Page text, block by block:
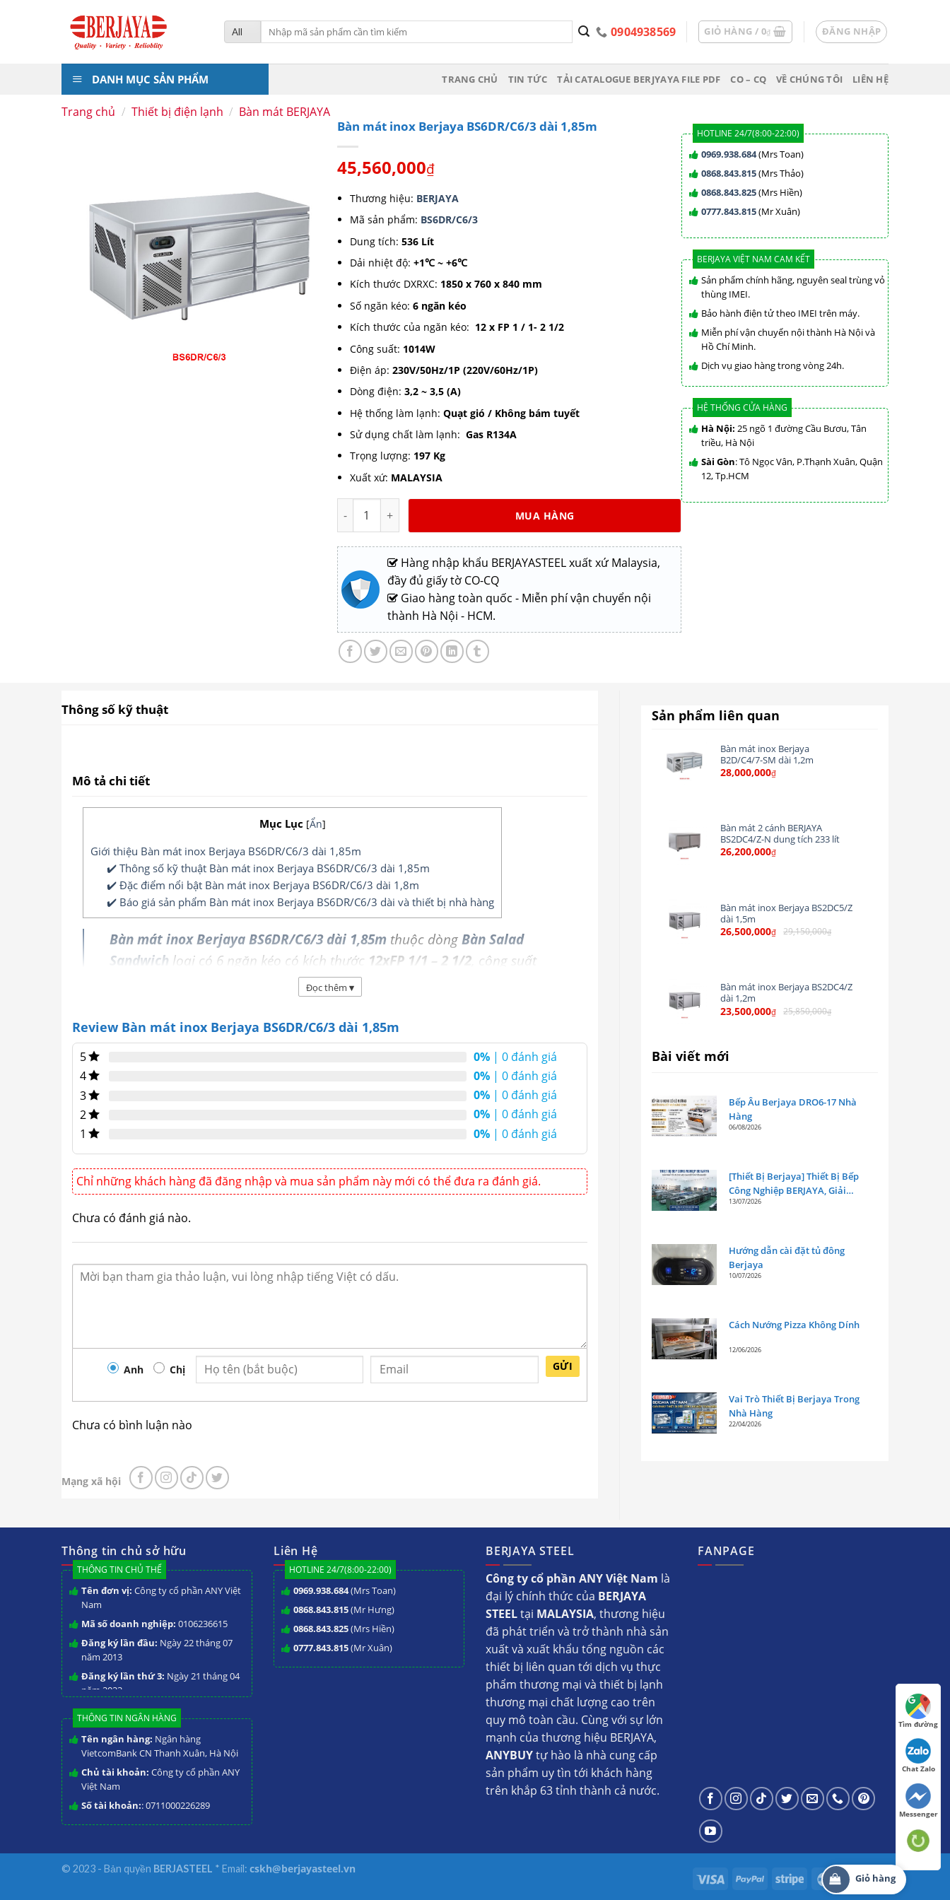
Tìm
kiếm:
0904938569 GIỎ HÀNG / 0₫ ĐĂNG NHẬP
DANH MỤC SẢN PHẨM TRANG CHỦ TIN TỨC TẢI CATALOGUE BERJYAYA FILE PDF CO – CQ VỀ CHÚNG TÔI LIÊN HỆ
Trang chủ / Thiết bị điện lạnh / Bàn mát BERJAYA
Bàn mát inox Berjaya BS6DR/C6/3 dài 1,85m
45,560,000₫
Thương hiệu: BERJAYA
Mã sản phẩm: BS6DR/C6/3
Dung tích:536 Lít
Dải nhiệt độ:+1℃ ~ +6℃
Kích thước DXRXC: 1850 x 760 x 840 mm
Số ngăn kéo:6 ngăn kéo
Kích thước của ngăn kéo: 12 x FP 1 / 1- 2 1/2
Công suất: 1014W
Điện áp:230V/50Hz/1P (220V/60Hz/1P)
Dòng điện: 3,2 ~ 3,5 (A)
Hệ thống làm lạnh:Quạt gió / Không bám tuyết
Sử dụng chất làm lạnh:Gas R134A
Trọng lượng: 197 Kg
Xuất xứ: MALAYSIA
MUA HÀNG
Hàng nhập khẩu BERJAYASTEEL xuất xứ Malaysia,
đầy đủ giấy tờ CO-CQ
Giao hàng toàn quốc - Miễn phí vận chuyển nội
thành Hà Nội - HCM.
HOTLINE 24/7(8:00-22:00)
0969.938.684(Mrs Toan)
0868.843.815(Mrs Thảo)
0868.843.825(Mrs Hiền)
0777.843.815(Mr Xuân)
BERJAYA VIỆT NAM CAM KẾT
Sản phẩm chính hãng, nguyên seal trùng vỏ
thùng IMEI.
Bảo hành điện tử theo IMEI trên máy.
Miễn phí vận chuyển nội thành Hà Nội và
Hồ Chí Minh.
Dịch vụ giao hàng trong vòng 24h.
HỆ THỐNG CỬA HÀNG
Hà Nội:25 ngõ 1 đường Cầu Bươu, Tân
triều, Hà Nội
Sài Gòn: Tô Ngọc Vân, P.Thạnh Xuân, Quận
12, Tp.HCM
Thông số kỹ thuật
Mô tả chi tiết
Mục Lục [Ẩn]
Giới thiệu Bàn mát inox Berjaya BS6DR/C6/3 dài 1,85m
✔️ Thông số kỹ thuật Bàn mát inox Berjaya BS6DR/C6/3 dài 1,85m
✔️ Đặc điểm nổi bật Bàn mát inox Berjaya BS6DR/C6/3 dài 1,8m
✔️ Báo giá sản phẩm Bàn mát inox Berjaya BS6DR/C6/3 dài và thiết bị nhà hàng
Bàn mát inox Berjaya BS6DR/C6/3 dài 1,85m thuộc dòngBàn Salad
Sandwich loại có 6 ngăn kéo có kích thước 12xFP 1/1 – 2 1/2 , công suất
1014W sử dụng chất làm lạnh gas R134A và nhiệt độ bảo quản giữ lạnh
Giới thiệu Bàn mát inox Berjaya BS6DR/C6/3 dài
1,85m
Bàn mát inox Berjaya BS6DR/C6/3 dài 1,8m
Chức năng quan trọng là bảo quản thực phẩm hay 1 số sản phẩm cần bảo quản ở nhiệt độ
+1℃ ~ +6℃ và mặt bàn dày 50mm có thể sử dụng làm bàn chặt, bàn chế biến thức ăn, bàn ra
đồ.
model BS6DR/C6/3 được sử dụng thay thế cho bàn
chặt, bàn soạn đồ kết hợp tủ bảo quản rau củ quả, rã đông thực phẩm cho hôm sau sử dụng
Bếp nhà hàng.
Bếp ăn công nghiệp.
Khu chế biến thực phẩm.
Quầy bar để pha chế Rượu, Cafe, Nước uống
✔️ Thông số kỹ thuật Bàn mát inox Berjaya BS6DR/C6/3 dài 1,85m
Đọc thêm ▾
Review Bàn mát inox Berjaya BS6DR/C6/3 dài 1,85m
5 0% | 0 đánh giá
4
0% | 0 đánh giá
3
0% | 0 đánh giá
2
0% | 0 đánh giá
1
0% | 0 đánh giá
Chỉ những khách hàng đã đăng nhập và mua sản phẩm này mới có thể đưa ra đánh giá.
Chưa có đánh giá nào.
Anh Chị GỬI
Chưa có bình luận nào
Mạng xã hội
Sản phẩm liên quan
Bàn mát inox Berjaya
B2D/C4/7-SM dài 1,2m
28,000,000₫
Bàn mát 2 cánh BERJAYA
BS2DC4/Z-N dung tích 233 lít
26,200,000₫
Bàn mát inox Berjaya BS2DC5/Z
dài 1,5m
26,500,000₫ 29,150,000₫
Bàn mát inox Berjaya BS2DC4/Z
dài 1,2m
23,500,000₫ 25,850,000₫
Bài viết mới
Bếp Âu Berjaya DRO6-17 Nhà
Hàng
06/08/2026
[Thiết Bị Berjaya] Thiết Bị Bếp
Công Nghiệp BERJAYA, Giải
Pháp Tối Ưu Cho Mọi Gian Bếp
13/07/2026
Hướng dẫn cài đặt tủ đông
Berjaya
10/07/2026
Cách Nướng Pizza Không Dính
12/06/2026
Vai Trò Thiết Bị Berjaya Trong
Nhà Hàng
22/04/2026
Thông tin chủ sở hữu
THÔNG TIN CHỦ THỂ
Tên đơn vị: Công ty cổ phần ANY Việt
Nam
Mã số doanh nghiệp: 0106236615
Đăng ký lần đầu: Ngày 22 tháng 07
năm 2013
Đăng ký lần thứ 3: Ngày 21 tháng 04
năm 2023
THÔNG TIN NGÂN HÀNG
Tên ngân hàng: Ngân hàng
VietcomBank CN Thanh Xuân, Hà Nội
Chủ tài khoản: Công ty cổ phần ANY
Việt Nam
Số tài khoản:: 0711000226289
Liên Hệ
HOTLINE 24/7(8:00-22:00)
0969.938.684(Mrs Toan)
0868.843.815(Mr Hưng)
0868.843.825(Mrs Hiền)
0777.843.815(Mr Xuân)
BERJAYA STEEL
Công ty cổ phần ANY Việt Nam là
đại lý chính thức của BERJAYA
STEELtại MALAYSIA, thương hiệu
đã phát triển và trở thành nhà sản
xuất và xuất khẩu tổng nguồn các
thiết bị liên quan tới dịch vụ thực
phẩm thương mại và thiết bị lạnh
thương mại chất lượng cao trên
quy mô toàn cầu. Cùng với sự lớn
mạnh của thương hiệu BERJAYA,
ANYBUYtự hào là nhà cung cấp
sản phẩm uy tìn tới khách hàng
trên khắp 63 tỉnh thành cả nước.
FANPAGE
© 2023 - Bản quyền BERJASTEEL * Email: cskh@berjayasteel.vn
Giỏ hàng
Tìm đường
Chat Zalo
Messenger